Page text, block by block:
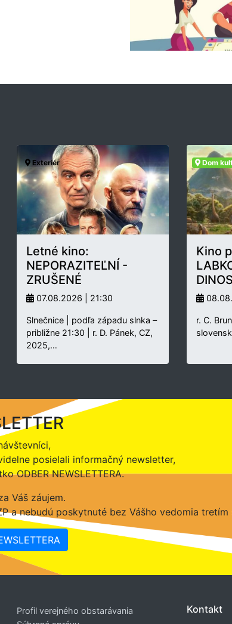
Exteriér
Letné kino:
NEPORAZITEĽNÍ -
ZRUŠENÉ
07.08.2026 | 21:30
Slnečnice | podľa západu slnka –
približne 21:30 | r. D. Pánek, CZ,
2025,…
Dom
Kino
r. C.
posielali informačný newsletter,
ODBER NEWSLETTERA.
Váš záujem.
a nebudú poskytnuté bez Vášho vedomia tretím
Profil verejného obstarávania
Kontakt